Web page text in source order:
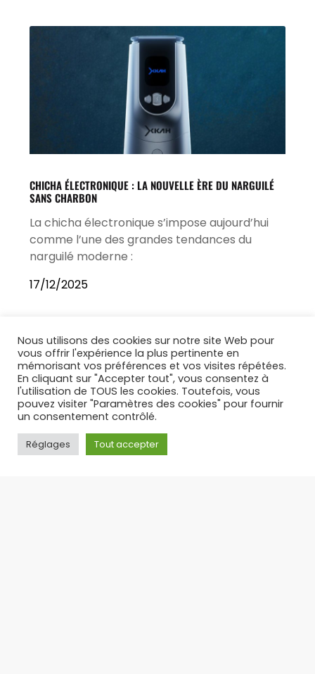
CHICHA ÉLECTRONIQUE : LA NOUVELLE ÈRE DU NARGUILÉ
SANS CHARBON
La chicha électronique s’impose aujourd’hui
comme l’une des grandes tendances du
narguilé moderne :
17/12/2025
Nous utilisons des cookies sur notre site Web pour
vous offrir l'expérience la plus pertinente en
mémorisant vos préférences et vos visites répétées.
En cliquant sur "Accepter tout", vous consentez à
l'utilisation de TOUS les cookies. Toutefois, vous
pouvez visiter "Paramètres des cookies" pour fournir
un consentement contrôlé.
Réglages Tout accepter